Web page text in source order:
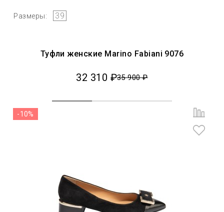
Размеры: 39
Туфли женские Marino Fabiani 9076
32 310 ₽35 900 ₽
-10%